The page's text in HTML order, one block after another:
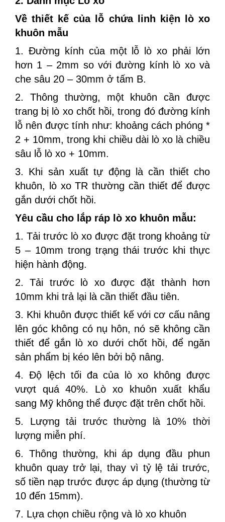
Về thiết kế của lỗ chứa linh kiện lò xo
khuôn mẫu
1. Đường kính của một lỗ lò xo phải lớn
hơn 1 – 2mm so với đường kính lò xo và
che sâu 20 – 30mm ở tấm B.
2. Thông thường, một khuôn cần được
trang bị lò xo chốt hồi, trong đó đường kính
lỗ nên được tính như: khoảng cách phóng *
2 + 10mm, trong khi chiều dài lò xo là chiều
sâu lỗ lò xo + 10mm.
3. Khi sản xuất tự động là cần thiết cho
khuôn, lò xo TR thường cần thiết để được
gắn dưới chốt hồi.
Yêu cầu cho lắp ráp lò xo khuôn mẫu:
1. Tải trước lò xo được đặt trong khoảng từ
5 – 10mm trong trạng thái trước khi thực
hiện hành động.
2. Tải trước lò xo được đặt thành hơn
10mm khi trả lại là cần thiết đầu tiên.
3. Khi khuôn được thiết kế với cơ cấu nâng
lên góc không có nụ hôn, nó sẽ không cần
thiết để gắn lò xo dưới chốt hồi, để ngăn
sản phẩm bị kéo lên bởi bộ nâng.
4. Độ lệch tối đa của lò xo không được
vượt quá 40%. Lò xo khuôn xuất khẩu
sang Mỹ không thể được đặt trên chốt hồi.
5. Lượng tải trước thường là 10% thời
lượng miễn phí.
6. Thông thường, khi áp dụng đầu phun
khuôn quay trở lại, thay vì tỷ lệ tải trước,
số tiền nạp trước được áp dụng (thường từ
10 đến 15mm).
7. Lựa chọn chiều rộng và lò xo khuôn